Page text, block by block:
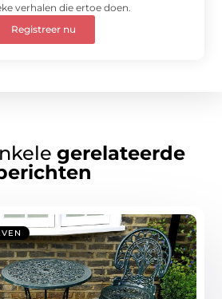
verhalen die ertoe doen.
Registreer nu
gerelateerde